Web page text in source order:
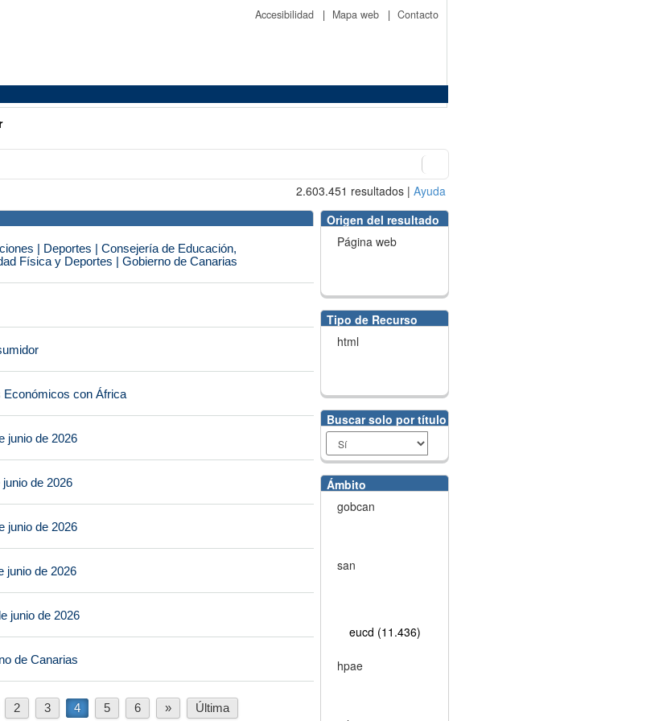
Accesibilidad | Mapa web | Contacto
2.603.451 resultados | Ayuda
| Deportes | Consejería de Educación,
Física y Deportes | Gobierno de Canarias
Económicos con África
junio de 2026
de 2026
junio de 2026
junio de 2026
junio de 2026
de Canarias
2 3 4 5 6 » Última
Origen del resultado
Página web
Tipo de Recurso
html
Buscar solo por título
Ámbito
gobcan
san
eucd (11.436)
hpae